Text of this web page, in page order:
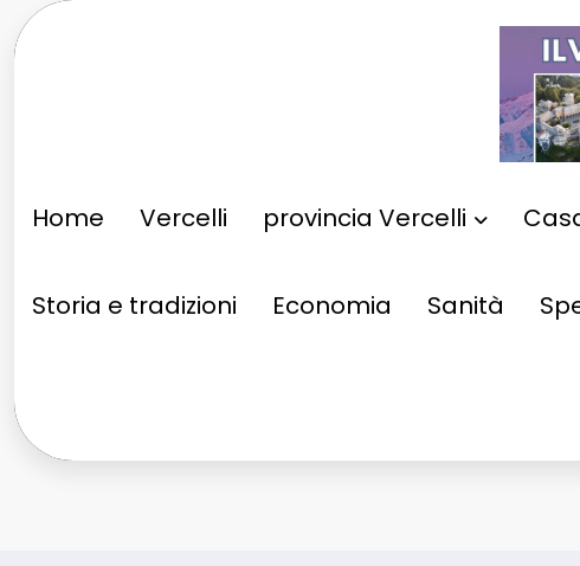
al
Home Vercelli provincia Vercelli
Storia e tradizioni Economia Sanità